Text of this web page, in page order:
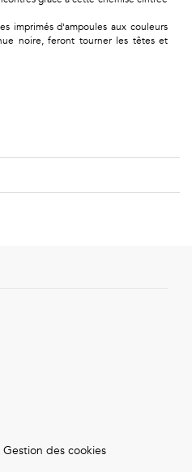
imprimés d'ampoules aux couleurs
noire, feront tourner les têtes et
Gestion des cookies